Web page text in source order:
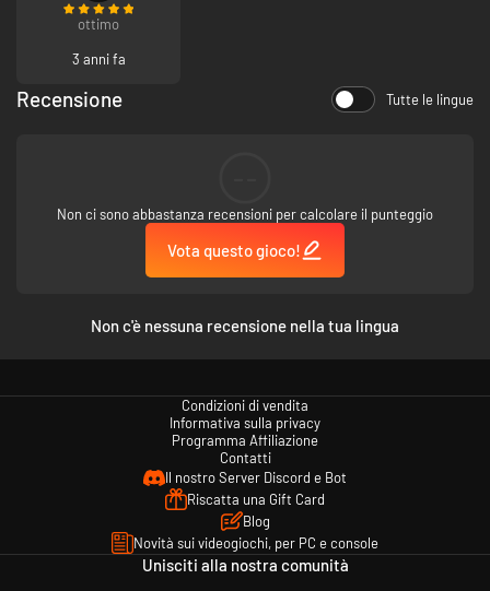
compi ha un livello associato. Dal saltare all'arrampicarsi, dal
correre al nuotare, fino al wall running e altro ancora!
Crea oggetti ed equipaggiamenti, cattura pesci rari, cucina piatti
esotici, prepara pozioni, trasformati in una bestia...
ottimo
3 anni fa
Recensione Tutte le lingue
Non ci sono abbastanza recensioni per calcolare il punteggio
Vota questo gioco!
Non c'è nessuna recensione nella tua lingua
Condizioni di vendita
Informativa sulla privacy
Programma Affiliazione
Contatti
Il nostro Server Discord e Bot
Riscatta una Gift Card
Blog
Novità sui videogiochi, per PC e console
Unisciti alla nostra comunità